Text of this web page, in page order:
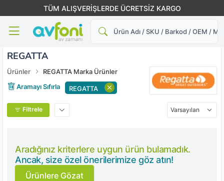
TÜM ALIŞVERİŞLERDE ÜCRETSİZ KARGO
Ara
REGATTA
Ürünler
REGATTA Marka Ürünler
Aramayı Sıfırla
REGATTA
Filtrele
Aradığınız kriterlere uygun ürün bulamadık.
Ancak, size özel önerilerimize göz atın!
Ürünlere Gözat